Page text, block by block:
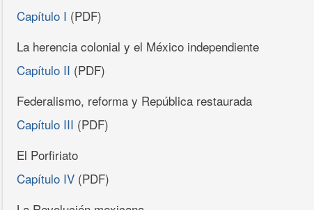
Capítulo I (PDF)
La herencia colonial y el México independiente
Capítulo II (PDF)
Federalismo, reforma y República restaurada
Capítulo III (PDF)
El Porfiriato
Capítulo IV (PDF)